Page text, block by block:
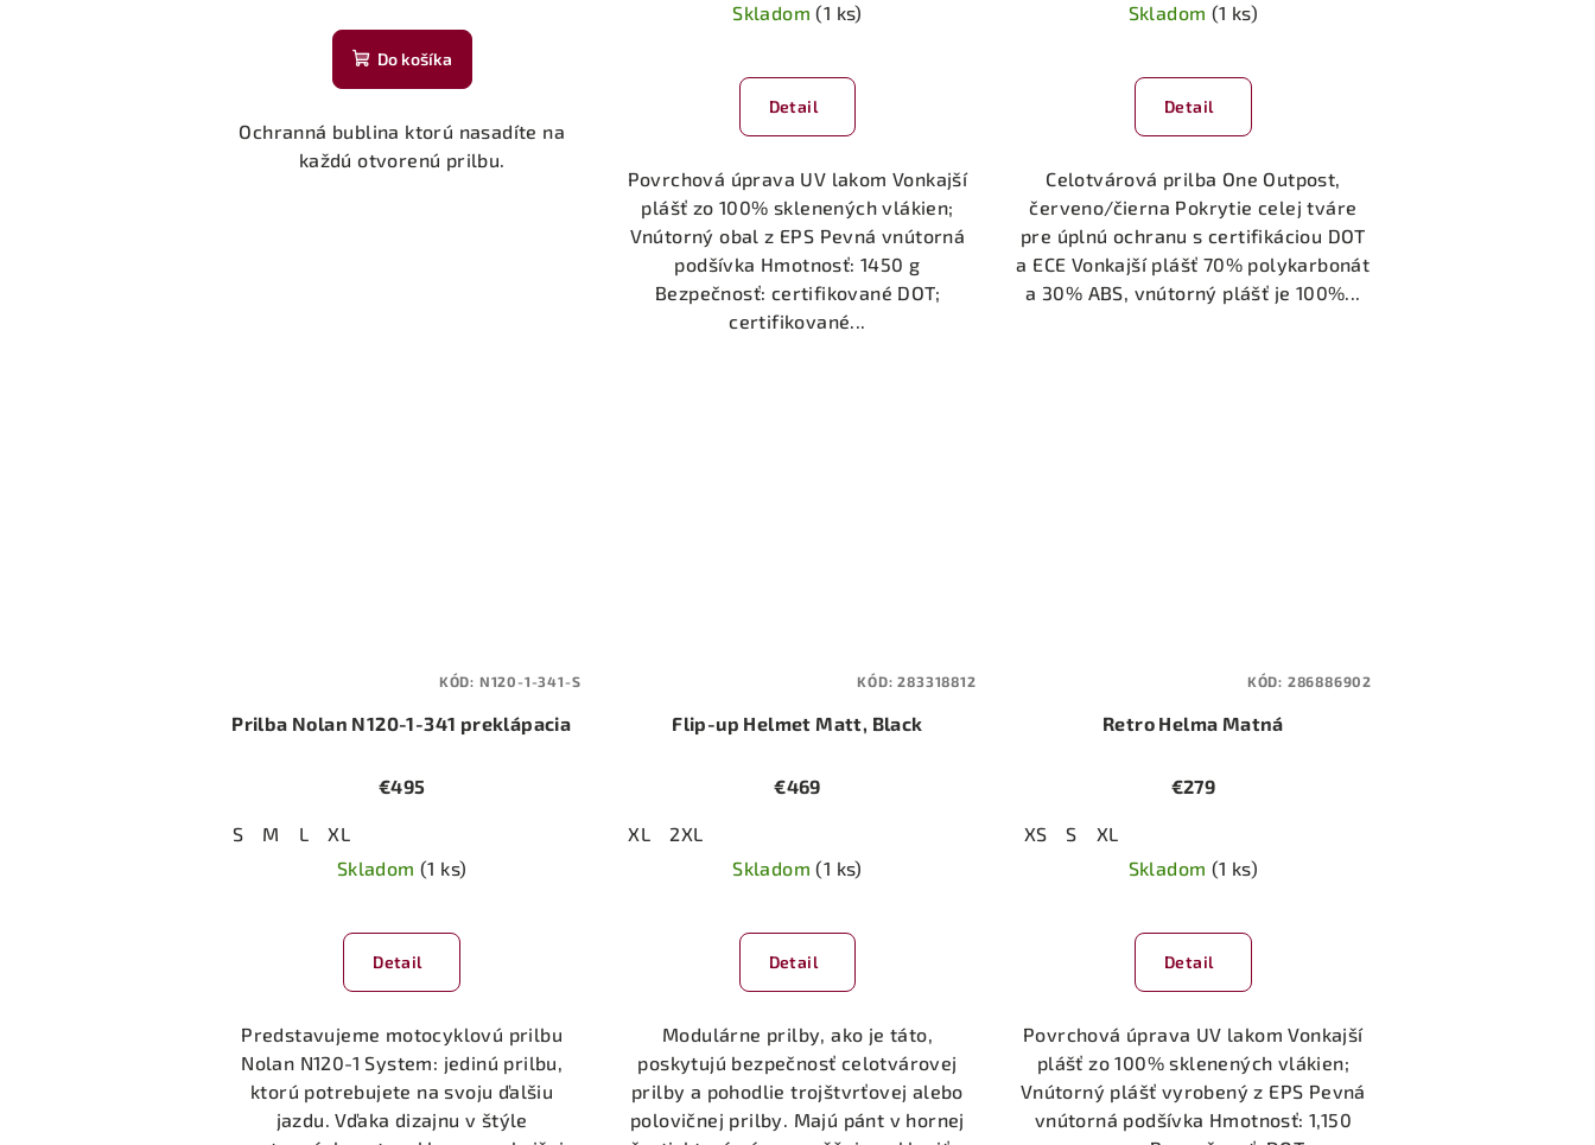
Do košíka
Ochranná bublina ktorú nasadíte na
každú otvorenú prilbu.
Skladom(1 ks)
Detail
Povrchová úprava UV lakom Vonkajší
plášť zo 100% sklenených vlákien;
Vnútorný obal z EPS Pevná vnútorná
podšívka Hmotnosť: 1450 g
Bezpečnosť: certifikované DOT;
certifikované...
Skladom (1 ks)
Detail
Celotvárová prilba One Outpost,
červeno/čierna Pokrytie celej tváre
pre úplnú ochranu s certifikáciou DOT
a ECE Vonkajší plášť 70% polykarbonát
a 30% ABS, vnútorný plášť je 100%...
Prilba Nolan N120-1-341 preklápacia
€495
S M L
XL
Skladom(1 ks)
Detail
Predstavujeme motocyklovú prilbu
Nolan N120-1 System: jedinú prilbu,
ktorú potrebujete na svoju ďalšiu
jazdu. Vďaka dizajnu v štýle
KÓD: N120-1-341-S
Flip-up Helmet Matt, Black
€469
XL
2XL
Skladom(1 ks)
Detail
Modulárne prilby, ako je táto,
poskytujú bezpečnosť celotvárovej
prilby a pohodlie trojštvrťovej alebo
polovičnej prilby. Majú pánt v hornej
KÓD:283318812
Retro Helma Matná
€279
XS S
XL
Skladom (1 ks)
Detail
Povrchová úprava UV lakom Vonkajší
plášť zo 100% sklenených vlákien;
Vnútorný plášť vyrobený z EPS Pevná
vnútorná podšívka Hmotnosť: 1,150
KÓD: 286886902